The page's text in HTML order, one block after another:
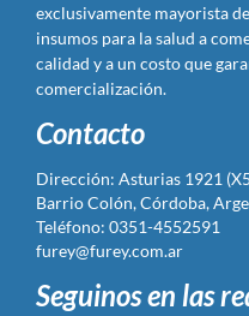
exclusivamente mayorista
insumos para la salud a
calidad y a un costo que
comercialización.
Contacto
Dirección: Asturias 1921
Barrio Colón, Córdoba,
Teléfono: 0351-4552591
furey@furey.com.ar
Seguinos en las